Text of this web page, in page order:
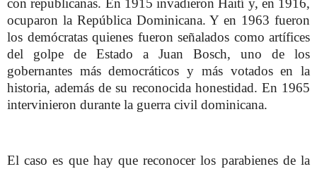
ocuparon la República Dominicana. Y en 1963 fueron
los demócratas quienes fueron señalados como artífices
del golpe de Estado a Juan Bosch, uno de los
gobernantes más democráticos y más votados en la
historia, además de su reconocida honestidad. En 1965
intervinieron durante la guerra civil dominicana.
El caso es que hay que reconocer los parabienes de la